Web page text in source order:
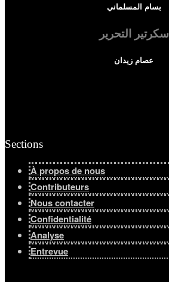
بسام المسلماني
سكرتير التحرير
عصام زيدان
Sections
À propos de nous
Contributeurs
Nous contacter
Confidentialité
Analyse
Entrevue